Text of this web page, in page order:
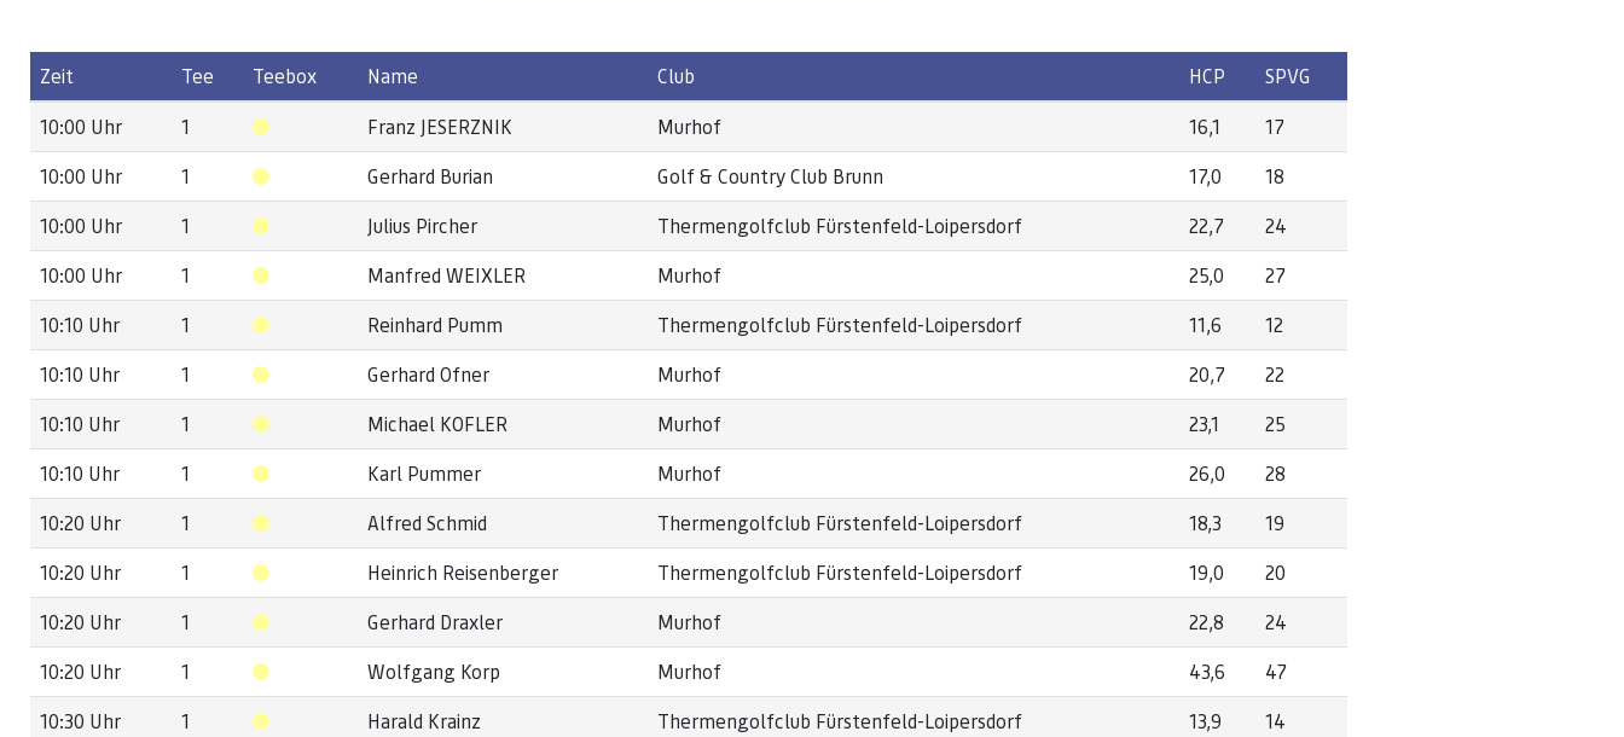
Zeit Tee Teebox Name Club HCP
SPVG
10:00 Uhr
1 Franz JESERZNIK Murhof 16,1
17
10:00 Uhr
1 Gerhard Burian Golf & Country Club Brunn 17,0
18
10:00 Uhr
1 Julius Pircher Thermengolfclub Fürstenfeld-Loipersdorf 22,7
24
10:00 Uhr
1 Manfred WEIXLER Murhof 25,0
27
10:10 Uhr
1 Reinhard Pumm Thermengolfclub Fürstenfeld-Loipersdorf 11,6
12
10:10 Uhr
1 Gerhard Ofner Murhof 20,7
22
10:10 Uhr
1 Michael KOFLER Murhof 23,1
25
10:10 Uhr
1 Karl Pummer Murhof 26,0
28
10:20 Uhr
1 Alfred Schmid Thermengolfclub Fürstenfeld-Loipersdorf 18,3
19
10:20 Uhr
1 Heinrich Reisenberger Thermengolfclub Fürstenfeld-Loipersdorf 19,0
20
10:20 Uhr
1 Gerhard Draxler Murhof 22,8
24
10:20 Uhr
1 Wolfgang Korp Murhof 43,6
47
10:30 Uhr
1 Harald Krainz Thermengolfclub Fürstenfeld-Loipersdorf 13,9
14